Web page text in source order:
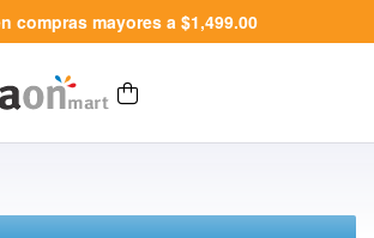
compras mayores a $1,499.00